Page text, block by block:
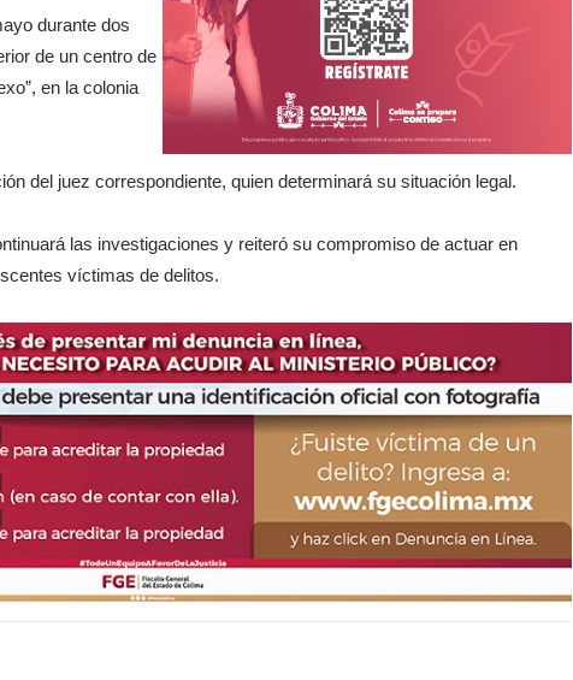
durante dos
de un centro de
en la colonia
del juez correspondiente, quien determinará su situación legal.
las investigaciones y reiteró su compromiso de actuar en
víctimas de delitos.